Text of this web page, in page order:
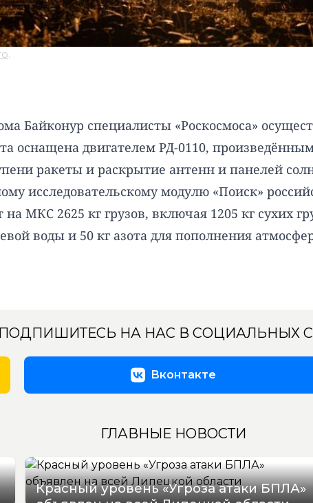
.
Байконур специалисты «Роскосмоса»
оснащена двигателем РД-0110,
ракеты и раскрытие антенн и панелей
исследовательскому модулю «Поиск»
МКС 2625 кг грузов, включая 1205 кг сухих
воды и 50 кг азота для пополнения
ПОДПИШИТЕСЬ НА НАС В СОЦИАЛЬНЫХ
Вконтакте
ГЛАВНЫЕ НОВОСТИ
Красный уровень «Угроза атаки БПЛА»